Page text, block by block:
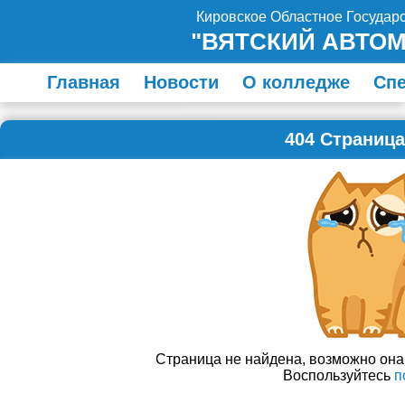
Кировское Областное
"ВЯТСКИЙ
Главная Новости О колледже
404
Страница не найдена, возможно
Воспользуйтесь